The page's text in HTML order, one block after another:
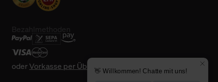
oderVorkasse per Überweisung